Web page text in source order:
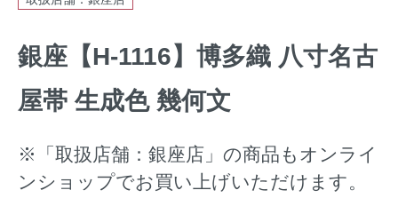
銀座【H-1116】博多織 八寸名古
屋帯 生成色 幾何文
※「取扱店舗：銀座店」の商品もオンライ
ンショップでお買い上げいただけます。